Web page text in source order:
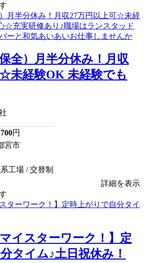
全）月半分休み！月収
未経験OK 未経験でも
円
宮市
工場 / 交替制
詳細を表示
マイスターワーク！】定
タイム♪土日祝休み！